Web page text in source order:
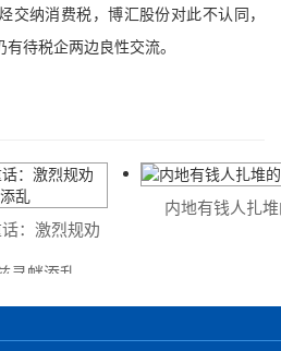
交纳消费税，博汇股份对此不认同，
待税企两边良性交流。
激烈规劝
添乱
内地有钱人扎堆的